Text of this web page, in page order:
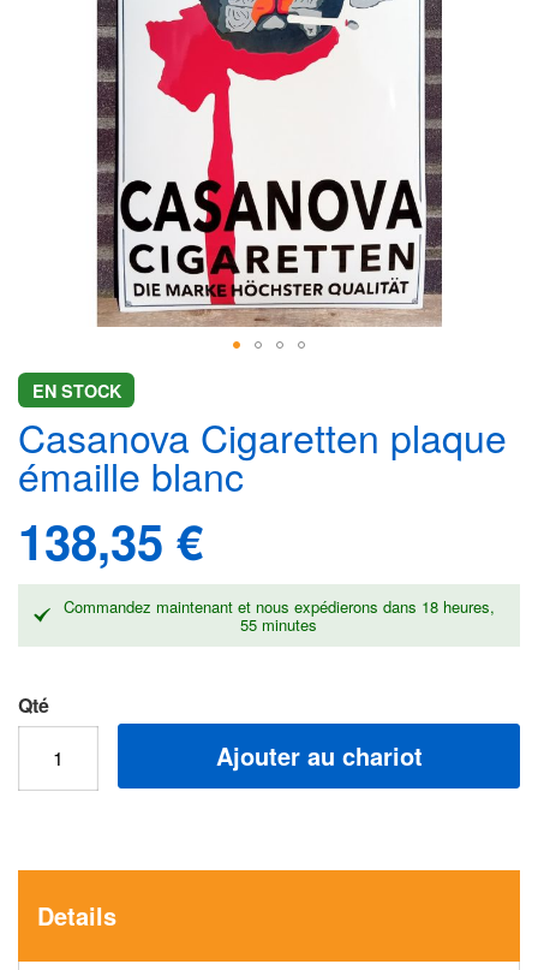
Skip
to
the
beginning
of
images
gallery
EN STOCK
Casanova Cigaretten plaque
émaille blanc
138,35 €
Commandez maintenant et nous expédierons dans 18 heures,
55 minutes
Qté
Ajouter au chariot
Details